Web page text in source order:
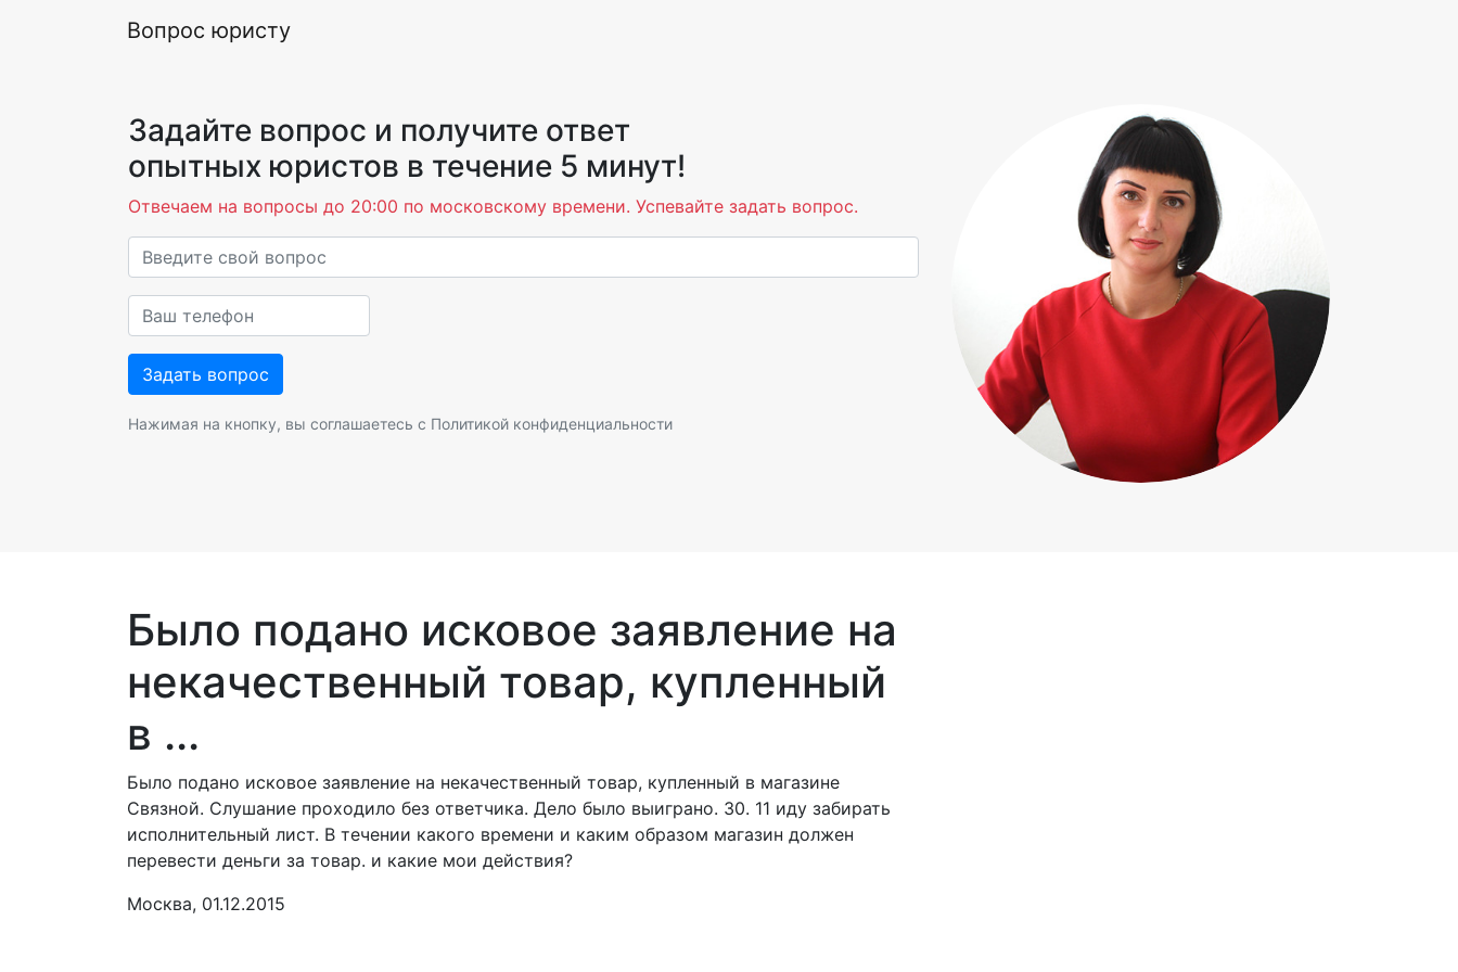
Вопрос юристу
Задайте вопрос и получите ответ
опытных юристов в течение 5 минут!
Отвечаем на вопросы до 20:00 по московскому времени. Успевайте задать вопрос.
Нажимая на кнопку, вы соглашаетесь с Политикой конфиденциальности
Было подано исковое заявление на
некачественный товар, купленный
в ...
Было подано исковое заявление на некачественный товар, купленный в магазине
Связной. Слушание проходило без ответчика. Дело было выиграно. 30. 11 иду забирать
исполнительный лист. В течении какого времени и каким образом магазин должен
перевести деньги за товар. и какие мои действия?
Москва, 01.12.2015